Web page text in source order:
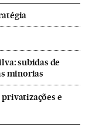
subidas de
minorias
e